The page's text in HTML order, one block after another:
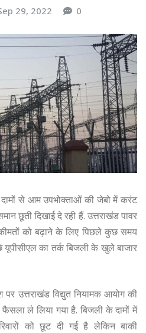
29, 2022 0
से आम उपभोक्ताओं की जेबो में करंट
छूती दिखाई दे रही हैं. उत्तराखंड पावर
को बढ़ाने के लिए पिछले कुछ समय
का तर्क बिजली के खुले बाजार
उत्तराखंड विद्युत नियामक आयोग की
ले लिया गया है. बिजली के दामों में
को छूट दी गई है लेकिन बाकी